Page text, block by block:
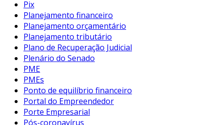
Pix
Planejamento financeiro
Planejamento orçamentário
Planejamento tributário
Plano de Recuperação Judicial
Plenário do Senado
PME
PMEs
Ponto de equilíbrio financeiro
Portal do Empreendedor
Porte Empresarial
Pós-coronavírus